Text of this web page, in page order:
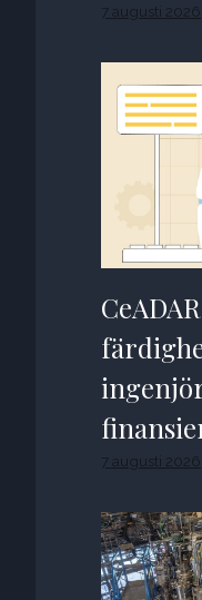
7 augusti 2026
7 augusti 2026